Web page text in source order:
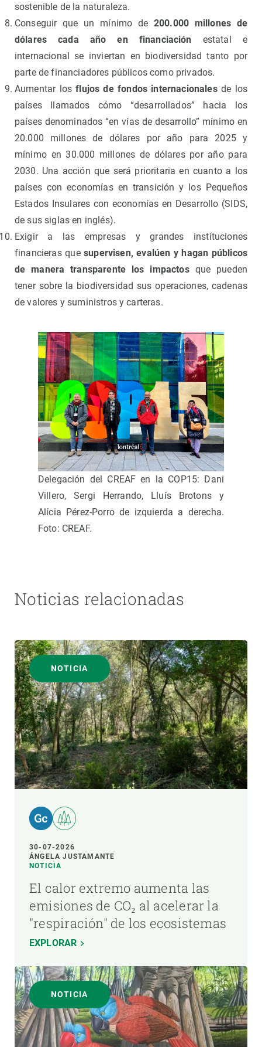
sostenible de la naturaleza.
Conseguir que un mínimo de 200.000 millones de
dólares cada año en financiación estatal e
internacional se inviertan en biodiversidad tanto por
parte de financiadores públicos como privados.
Aumentar losflujos de fondos internacionalesde los
países llamados cómo “desarrollados” hacia los
países denominados “en vías de desarrollo” mínimo en
20.000 millones de dólares por año para 2025 y
mínimo en 30.000 millones de dólares por año para
2030. Una acción que será prioritaria en cuanto a los
países con economías en transición y los Pequeños
Estados Insulares con economías en Desarrollo (SIDS,
de sus siglas en inglés).
Exigir a las empresas y grandes instituciones
financieras quesupervisen, evalúen y hagan públicos
de manera transparente los impactosque pueden
tener sobre la biodiversidad sus operaciones, cadenas
de valores y suministros y carteras.
Delegación del CREAF en la COP15: Dani
Villero, Sergi Herrando, Lluís Brotons y
Alícia Pérez-Porro de izquierda a derecha.
Foto: CREAF.
Noticias relacionadas
NOTICIA
30-07-2026
ÁNGELA JUSTAMANTE
NOTICIA
El calor extremo aumenta las
emisiones de CO₂ al acelerar la
"respiración" de los ecosistemas
EXPLORAR
NOTICIA